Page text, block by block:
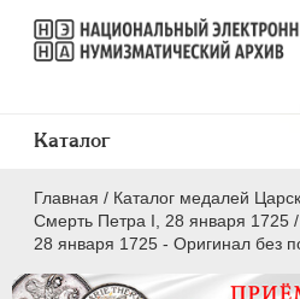
Главная / Каталог медалей
Смерть Петра I, 28 января 1725 /
28 января 1725 - Оригинал без
Каталог